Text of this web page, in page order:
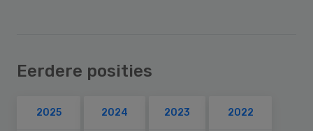
Eerdere posities
2025 2024 2023 2022